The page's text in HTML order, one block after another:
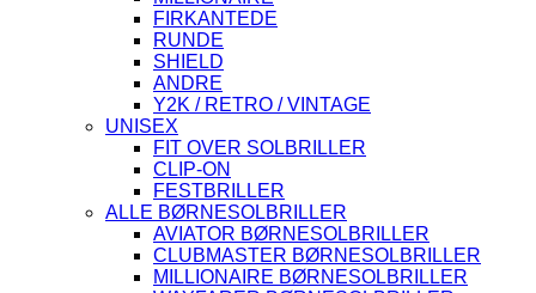
FIRKANTEDE
RUNDE
SHIELD
ANDRE
Y2K / RETRO / VINTAGE
UNISEX
FIT OVER SOLBRILLER
CLIP-ON
FESTBRILLER
ALLE BØRNESOLBRILLER
AVIATOR BØRNESOLBRILLER
CLUBMASTER BØRNESOLBRILLER
MILLIONAIRE BØRNESOLBRILLER